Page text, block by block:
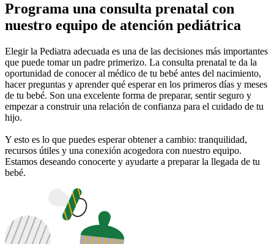
Programa una consulta prenatal con
nuestro equipo de atención pediátrica
Elegir la Pediatra adecuada es una de las decisiones más importantes
que puede tomar un padre primerizo. La consulta prenatal te da la
oportunidad de conocer al médico de tu bebé antes del nacimiento,
hacer preguntas y aprender qué esperar en los primeros días y meses
de tu bebé. Son una excelente forma de preparar, sentir seguro y
empezar a construir una relación de confianza para el cuidado de tu
hijo.
Y esto es lo que puedes esperar obtener a cambio: tranquilidad,
recursos útiles y una conexión acogedora con nuestro equipo.
Estamos deseando conocerte y ayudarte a preparar la llegada de tu
bebé.